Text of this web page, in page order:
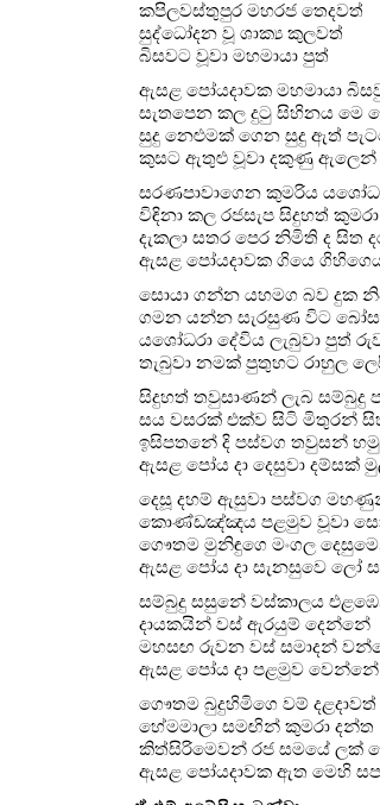
කපිලවස්තුපුර මහරජ තෙදවත්
සුද්ධෝදන වූ ශාක්‍ය කුලවත්
බිසවට වූවා මහමායා පුත්
ඇසළ පෝයදාවක මහමායා
සැතපෙන කල දුටු සිහිනය මෙ
සුදු නෙළුමක් ගෙන සුදු ඇත්
කුසට ඇතුළු වූවා දකුණු ඇලෙන්
සරණපාවාගෙන කුමරිය
විඳිනා කල රජසැප සිදුහත් කුමරා
දැකලා සතර පෙර නිමිති ද සිත
ඇසළ පෝයදාවක ගියෙ ගිහිගෙය
සොයා ගන්න යහමග බව දුක
ගමන යන්න සැරසුණ විට
යශෝධරා දේවිය ලැබුවා පුත්
තැබුවා නමක් පුතුහට රාහුල
සිදුහත් තවුසාණන් ලැබ සම්බුදු
සය වසරක් එක්ව සිටි මිතුරන්
ඉසිපතනේ දි පස්වග තවුසන්
ඇසළ පෝය දා දෙසුවා දම්සක්
දෙසූ දහම් ඇසුවා පස්වග
කොණ්ඩඤ්ඤය පළමුව වූවා
ගෞතම මුනිඳුගෙ මංගල
ඇසළ පෝය දා සැනසුවෙ ලෝ
සම්බුදු සසුනේ වස්කාලය
දායකයින් වස් ඇරයුම් දෙන්නේ
මහසඟ රුවන වස් සමාදන්
ඇසළ පෝය දා පළමුව වෙන්නේ
ගෞතම බුදුහිමිගෙ වම් දළදාවත්
හේමමාලා සමඟින් කුමරා දන්ත
කිත්සිරිමෙවන් රජ සමයේ ලක්
ඇසළ පෝයදාවක ඇත මෙහි